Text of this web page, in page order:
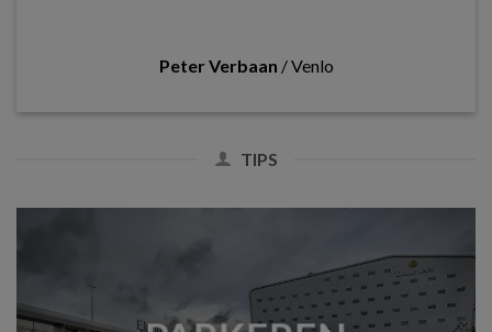
Peter Verbaan /Venlo
TIPS